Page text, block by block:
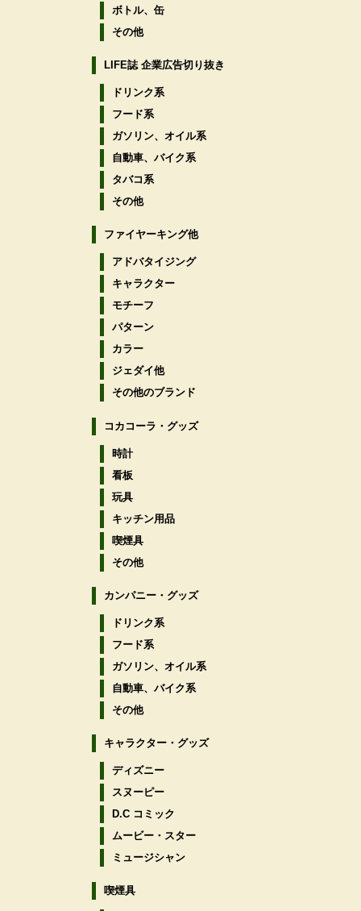
ボトル、缶
その他
LIFE誌 企業広告切り抜き
ドリンク系
フード系
ガソリン、オイル系
自動車、バイク系
タバコ系
その他
ファイヤーキング他
アドバタイジング
キャラクター
モチーフ
パターン
カラー
ジェダイ他
その他のブランド
コカコーラ・グッズ
時計
看板
玩具
キッチン用品
喫煙具
その他
カンパニー・グッズ
ドリンク系
フード系
ガソリン、オイル系
自動車、バイク系
その他
キャラクター・グッズ
ディズニー
スヌーピー
D.C コミック
ムービー・スター
ミュージシャン
喫煙具